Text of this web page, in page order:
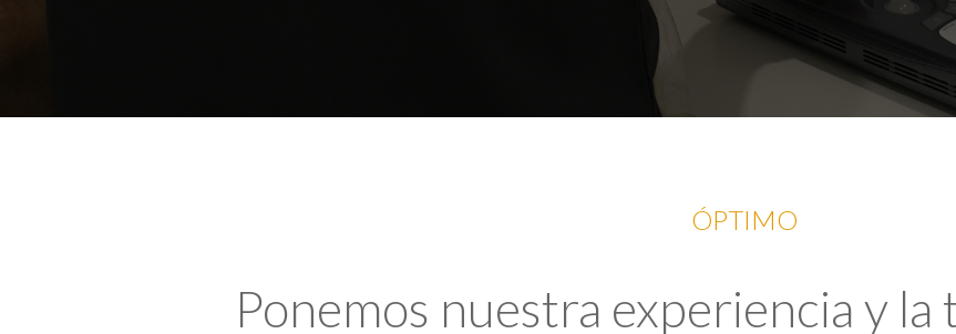
ÓPTIMO
Ponemos nuestra experiencia y la